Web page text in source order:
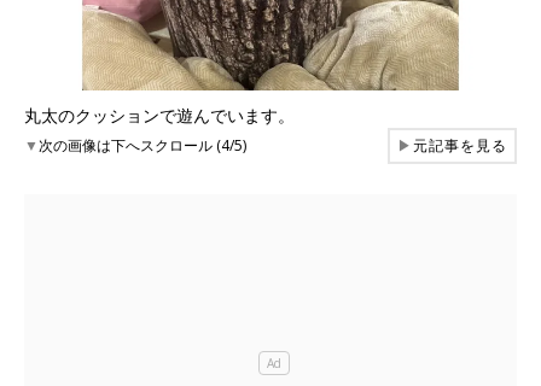
丸太のクッションで遊んでいます。
▼次の画像は下へスクロール (4/5) ▶元記事を見る